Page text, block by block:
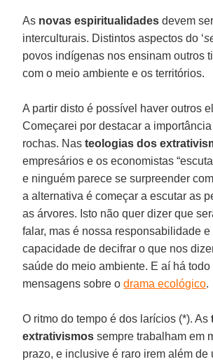
As novas espiritualidades devem
interculturais. Distintos aspectos do ‘
povos indígenas nos ensinam outros
com o meio ambiente e os territórios.
A partir disto é possível haver outros
Começarei por destacar a
rochas. Nasteologias dos
empresários e os economistas
e ninguém parece se surpreender
a alternativa é começar a escutar as
as árvores. Isto não quer dizer que
falar, mas é nossa responsabilidade e
capacidade de decifrar o que nos
saúde do meio ambiente. E aí há
mensagens sobre odrama ecológico.
O ritmo do tempo é dos larícios (*). As
extrativismos sempre trabalham em
prazo, e inclusive é raro irem além de